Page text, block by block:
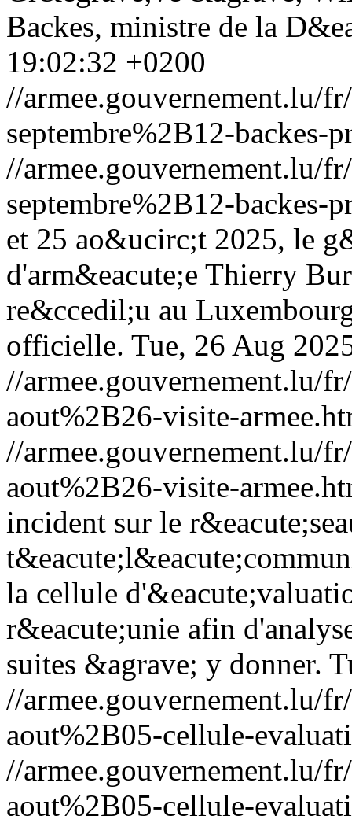
Backes, ministre de la
19:02:32 +0200
//armee.gouvernement.lu/
septembre%2B12-backes-
//armee.gouvernement.lu/
septembre%2B12-backes-
et 25 ao&ucirc;t 2025, le
d'arm&eacute;e Thierry
re&ccedil;u au
officielle. Tue, 26 Aug
//armee.gouvernement.lu/
aout%2B26-visite-
//armee.gouvernement.lu/
aout%2B26-visite-
incident sur le
la cellule
r&eacute;unie afin
suites &agrave; y donner.
//armee.gouvernement.lu/
aout%2B05-cellule-
//armee.gouvernement.lu/
aout%2B05-cellule-